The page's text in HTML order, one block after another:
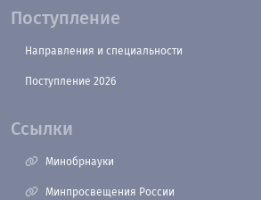
Поступление
Направления и специальности
Поступление 2026
Ссылки
Минобрнауки
Минпросвещения России